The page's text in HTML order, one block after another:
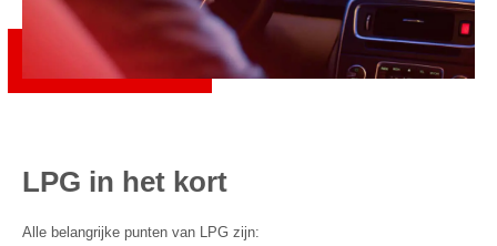
LPG in het kort
Alle belangrijke punten van LPG zijn: